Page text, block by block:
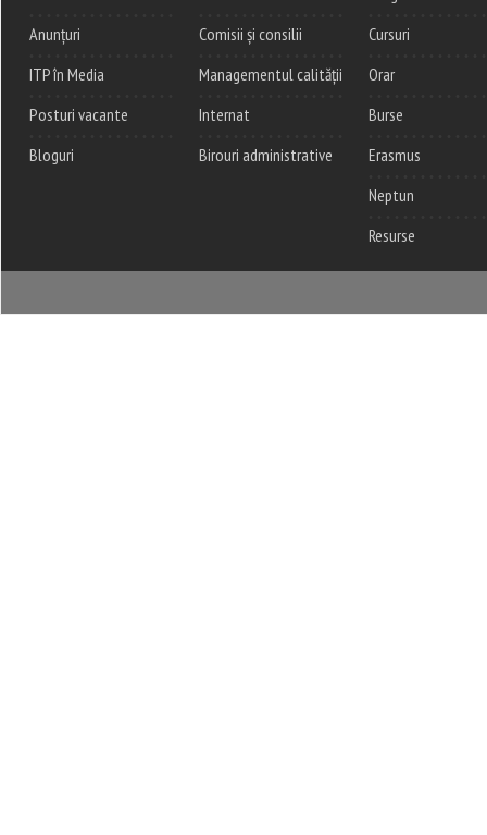
Anunțuri
ITP în Media
Posturi vacante
Bloguri
Comisii și consilii
Managementul calității
Internat
Birouri administrative
Cursuri
Orar
Burse
Erasmus
Neptun
Resurse